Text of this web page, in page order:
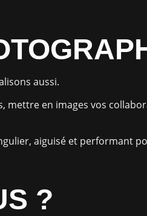
aussi.
mettre en images vos
aiguisé et performant
?